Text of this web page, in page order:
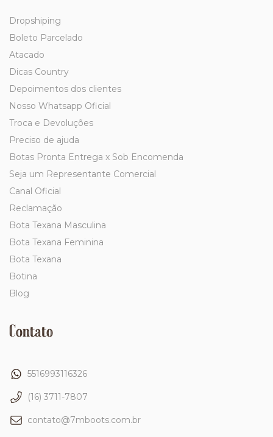
Dropshiping
Boleto Parcelado
Atacado
Dicas Country
Depoimentos dos clientes
Nosso Whatsapp Oficial
Troca e Devoluções
Preciso de ajuda
Botas Pronta Entrega x Sob Encomenda
Seja um Representante Comercial
Canal Oficial
Reclamação
Bota Texana Masculina
Bota Texana Feminina
Bota Texana
Botina
Blog
Contato
5516993116326
(16) 3711-7807
contato@7mboots.com.br